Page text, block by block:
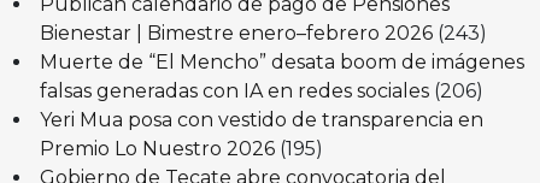
Bienestar | Bimestre enero–febrero 2026 (243)
Muerte de “El Mencho” desata boom de imágenes
falsas generadas con IA en redes sociales (206)
Yeri Mua posa con vestido de transparencia en
Premio Lo Nuestro 2026 (195)
Gobierno de Tecate abre convocatoria del